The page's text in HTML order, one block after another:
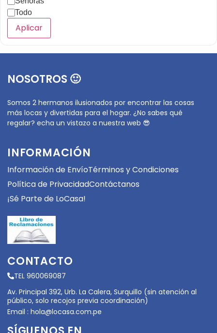
Todo
Aplicar
NOSOTROS 🙂
Somos 2 hermanos ilusionados por encontrar las cosas
más locas y divertidas para el hogar. ¿No sabes qué
regalar? echa un vistazo a nuestra web 😎
INFORMACIÓN
Información de EnvíoTérminos y Condiciones
Política de PrivacidadContáctanos
¡Sé Parte de LoCasa!
CONTACTO
TEL 960069087
Av. Principal 392, Urb. La Calera, Surquillo (sin atención al
público, solo recojos previa coordinación)
Email : hola@locasa.com.pe